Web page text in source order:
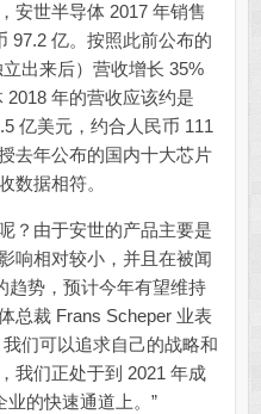
世半导体 2017 年销售
97.2 亿。按照此前公布的
出来后）营收增长 35%
2018 年的营收应该约是
亿美元，约合人民币 111
去年公布的国内十大芯片
数据相符。
由于安世的产品主要是
响相对较小，并且在被闻
趋势，预计今年有望维持
总裁 Frans Scheper 业表
们可以追求自己的战略和
我们正处于到 2021 年成
业的快速通道上。”